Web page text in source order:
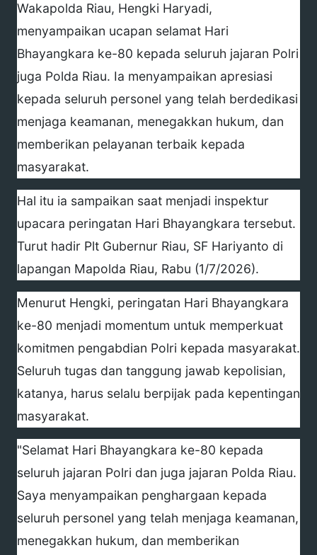
Wakapolda Riau, Hengki Haryadi,
menyampaikan ucapan selamat Hari
Bhayangkara ke-80 kepada seluruh jajaran Polri
juga Polda Riau. Ia menyampaikan apresiasi
kepada seluruh personel yang telah berdedikasi
menjaga keamanan, menegakkan hukum, dan
memberikan pelayanan terbaik kepada
masyarakat.
Hal itu ia sampaikan saat menjadi inspektur
upacara peringatan Hari Bhayangkara tersebut.
Turut hadir Plt Gubernur Riau, SF Hariyanto di
lapangan Mapolda Riau, Rabu (1/7/2026).
Menurut Hengki, peringatan Hari Bhayangkara
ke-80 menjadi momentum untuk memperkuat
komitmen pengabdian Polri kepada masyarakat.
Seluruh tugas dan tanggung jawab kepolisian,
katanya, harus selalu berpijak pada kepentingan
masyarakat.
"Selamat Hari Bhayangkara ke-80 kepada
seluruh jajaran Polri dan juga jajaran Polda Riau.
Saya menyampaikan penghargaan kepada
seluruh personel yang telah menjaga keamanan,
menegakkan hukum, dan memberikan